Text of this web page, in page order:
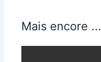
Mais encore ...